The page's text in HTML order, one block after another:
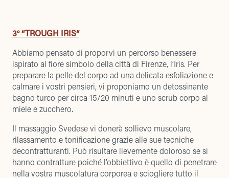
3° “TROUGH IRIS“
Abbiamo pensato di proporvi un percorso benessere
ispirato al fiore simbolo della città di Firenze, l’Iris. Per
preparare la pelle del corpo ad una delicata esfoliazione e
calmare i vostri pensieri, vi proponiamo un detossinante
bagno turco per circa 15/20 minuti e uno scrub corpo al
miele e zucchero.
Il massaggio Svedese vi donerà sollievo muscolare,
rilassamento e tonificazione grazie alle sue tecniche
decontratturanti. Può risultare lievemente doloroso se si
hanno contratture poiché l’obbiettivo è quello di penetrare
nella vostra muscolatura corporea e sciogliere tutto il